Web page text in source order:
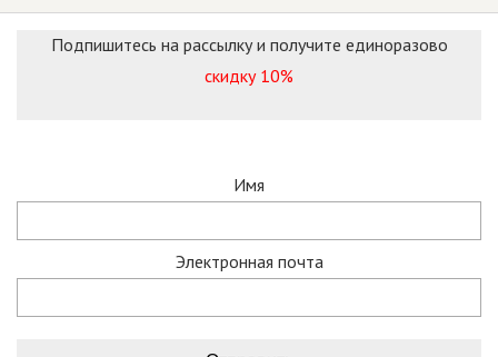
Подпишитесь на рассылку и получите единоразово
скидку 10%
Имя
Электронная почта